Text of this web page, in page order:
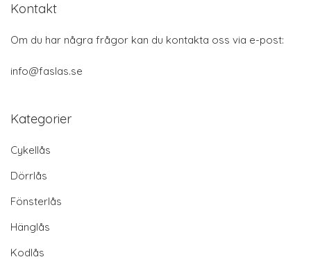
Kontakt
Om du har några frågor kan du kontakta oss via e-post:
info@faslas.se
Kategorier
Cykellås
Dörrlås
Fönsterlås
Hänglås
Kodlås